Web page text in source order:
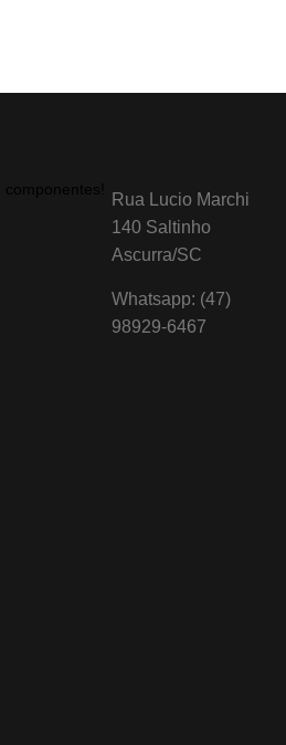
Rua Lucio Marchi
140 Saltinho
Ascurra/SC
Whatsapp: (47)
98929-6467